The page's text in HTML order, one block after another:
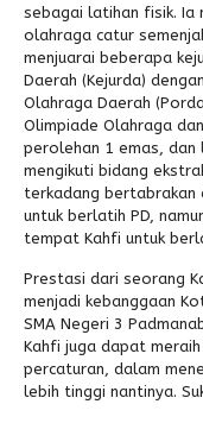
sebagai latihan fisik. Ia
olahraga catur
menjuarai beberapa
Daerah (Kejurda)
Olahraga Daerah
Olimpiade Olahraga
perolehan 1 emas, dan
mengikuti bidang
terkadang bertabrakan
untuk berlatih PD,
tempat Kahfi untuk
Prestasi dari seorang
menjadi kebanggaan
SMA Negeri 3
Kahfi juga dapat
percaturan, dalam
lebih tinggi nantinya.